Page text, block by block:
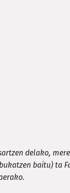
delako,
baitu) ta